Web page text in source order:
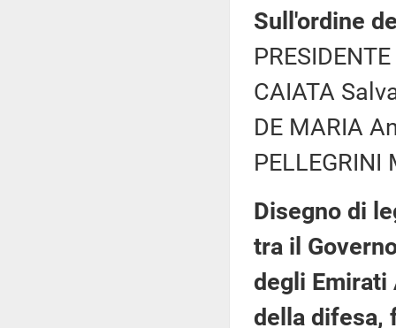
Sull'ordine
CAIATA
DE MARIA
Disegno di
tra il
degli
della difesa,